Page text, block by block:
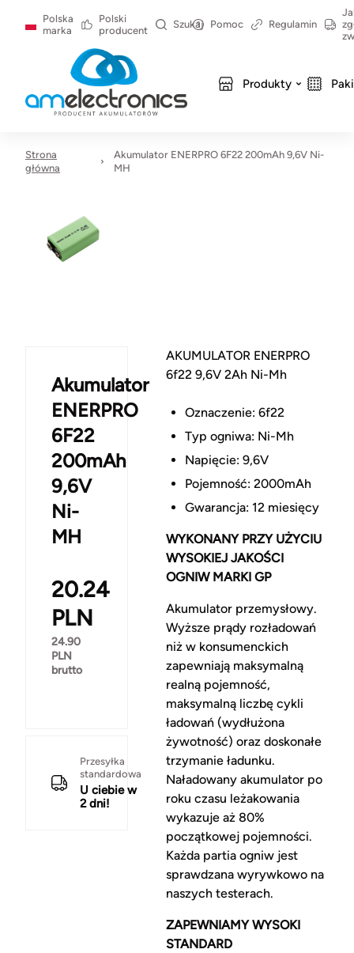
Polska
marka
Polski
producent
Szukaj Pomoc Regulamin
Produkty
Strona
główna
Akumulator ENERPRO 6F22 200mAh 9,6V Ni-
MH
Akumulator
ENERPRO
6F22
200mAh
9,6V
Ni-
MH
20.24
PLN
24.90
PLN
brutto
Przesyłka
standardowa
U ciebie w
2 dni!
AKUMULATOR ENERPRO
6f22 9,6V 2Ah Ni-Mh
Oznaczenie: 6f22
Typ ogniwa: Ni-Mh
Napięcie: 9,6V
Pojemność: 2000mAh
Gwarancja: 12 miesięcy
WYKONANY PRZY UŻYCIU
WYSOKIEJ JAKOŚCI
OGNIW MARKI GP
Akumulator przemysłowy.
Wyższe prądy rozładowań
niż w konsumenckich
zapewniają maksymalną
realną pojemność,
maksymalną liczbę cykli
ładowań (wydłużona
żywotność) oraz doskonałe
trzymanie ładunku.
Naładowany akumulator po
roku czasu leżakowania
wykazuje aż 80%
początkowej pojemności.
Każda partia ogniw jest
sprawdzana wyrywkowo na
naszych testerach.
ZAPEWNIAMY WYSOKI
STANDARD